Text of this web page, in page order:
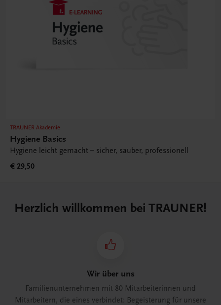
TRAUNER Akademie
Hygiene Basics
Hygiene leicht gemacht – sicher, sauber, professionell
€ 29,50
Herzlich willkommen bei TRAUNER!
Wir über uns
Familienunternehmen mit 80 Mitarbeiterinnen und
Mitarbeitern, die eines verbindet: Begeisterung für unsere